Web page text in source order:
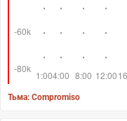
Тьма: Compromiso